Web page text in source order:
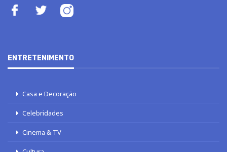
ENTRETENIMENTO
Casa e Decoração
Celebridades
Cinema & TV